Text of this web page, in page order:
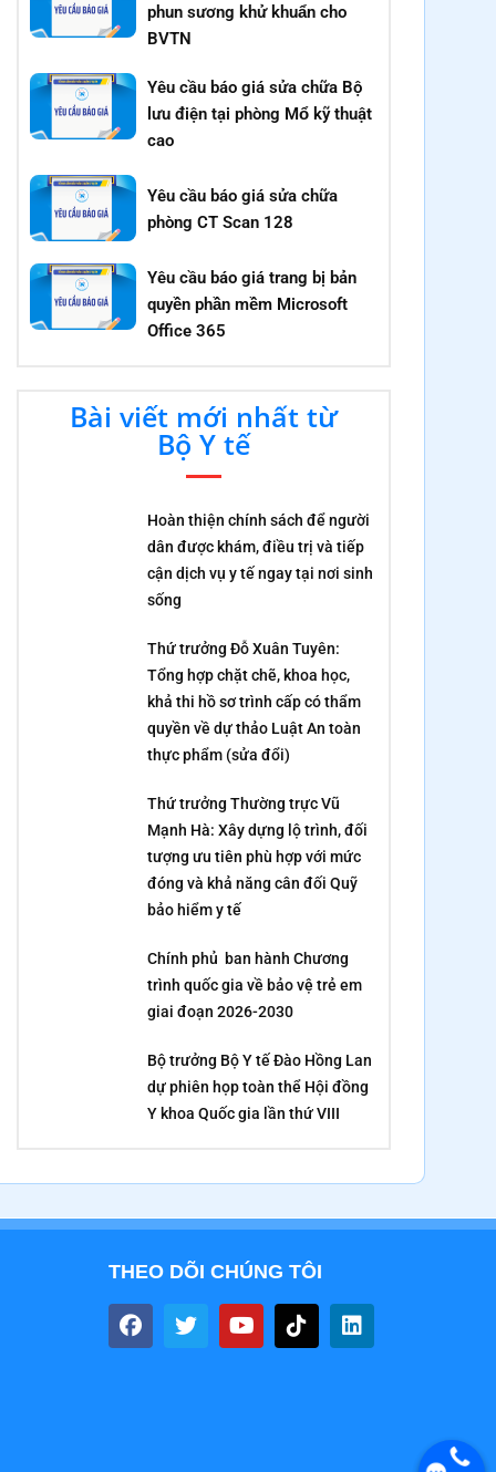
phun sương khử khuẩn cho
BVTN
Yêu cầu báo giá sửa chữa Bộ
lưu điện tại phòng Mổ kỹ thuật
cao
Yêu cầu báo giá sửa chữa
phòng CT Scan 128
Yêu cầu báo giá trang bị bản
quyền phần mềm Microsoft
Office 365
Bài viết mới nhất từ
Bộ Y tế
Hoàn thiện chính sách để người
dân được khám, điều trị và tiếp
cận dịch vụ y tế ngay tại nơi sinh
sống
Thứ trưởng Đỗ Xuân Tuyên:
Tổng hợp chặt chẽ, khoa học,
khả thi hồ sơ trình cấp có thẩm
quyền về dự thảo Luật An toàn
thực phẩm (sửa đổi)
Thứ trưởng Thường trực Vũ
Mạnh Hà: Xây dựng lộ trình, đối
tượng ưu tiên phù hợp với mức
đóng và khả năng cân đối Quỹ
bảo hiểm y tế
Chính phủ ban hành Chương
trình quốc gia về bảo vệ trẻ em
giai đoạn 2026-2030
Bộ trưởng Bộ Y tế Đào Hồng Lan
dự phiên họp toàn thể Hội đồng
Y khoa Quốc gia lần thứ VIII
THEO DÕI CHÚNG TÔI